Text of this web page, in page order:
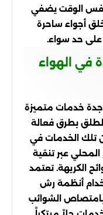
نفس الوقت يضفي
أجواء ساحرة
على حد سواء.
في الهواء
خدمات متميزة
بطرق فعالة
تلك الخدمات في
عبر تنقية
الكريهة. تعتمد
أنظمة رش
الشوائب